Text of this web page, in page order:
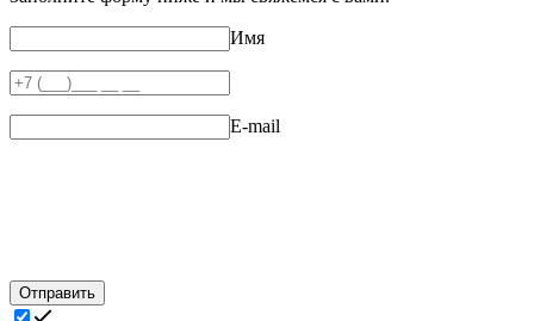
Имя
E-mail
Отправить